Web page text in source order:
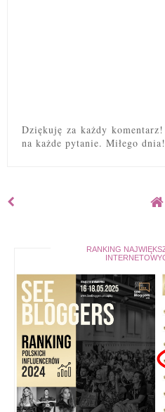
Dziękuję za każdy
na każde pytanie. Miłego dnia!
RANKING